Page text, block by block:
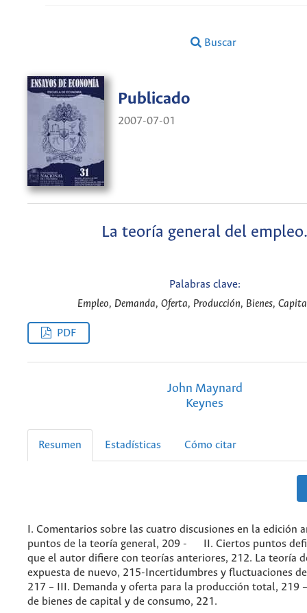
Buscar
Publicado
2007-07-01
La teoría general del empleo.
Palabras clave:
Empleo, Demanda, Oferta, Producción, Bienes,
PDF
John Maynard
Keynes
Resumen Estadísticas Cómo citar
I. Comentarios sobre las cuatro discusiones en la edición
puntos de la teoría general, 209 - II. Ciertos puntos
que el autor difiere con teorías anteriores, 212. La teoría
expuesta de nuevo, 215-Incertidumbres y fluctuaciones
217 – III. Demanda y oferta para la producción total, 219
de bienes de capital y de consumo, 221.